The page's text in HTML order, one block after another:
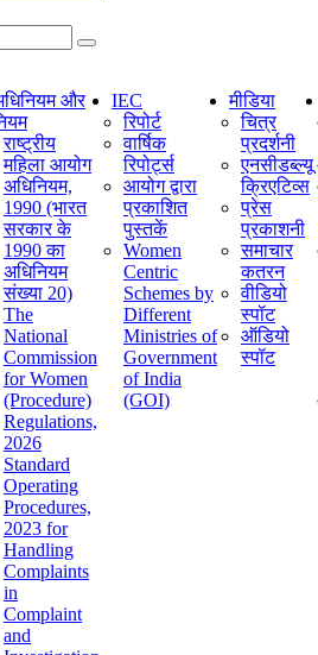
search
और
राष्ट्रीय
महिला आयोग
अधिनियम,
1990 (भारत
सरकार के
1990 का
अधिनियम
संख्या 20)
The
National
Commission
for Women
(Procedure)
Regulations,
2026
Standard
Operating
Procedures,
2023 for
Handling
Complaints
in
Complaint
and
IEC
रिपोर्ट
वार्षिक
रिपोर्ट्स
आयोग द्वारा
प्रकाशित
पुस्तकें
Women
Centric
Schemes by
Different
Ministries of
Government
of India
(GOI)
मीडिया
चित्र
प्रदर्शनी
एनसीडब्ल्यू
क्रिएटिव्स
प्रेस
प्रकाशनी
समाचार
कतरन
वीडियो
स्पॉट
ऑडियो
स्पॉट